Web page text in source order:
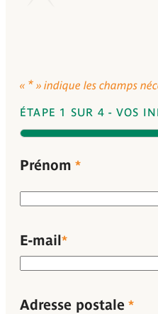
« * » indique les champs
ÉTAPE 1 SUR 4 - VOS
25%
Nom*
Prénom
E-mail*
Adresse*
Adresse postale